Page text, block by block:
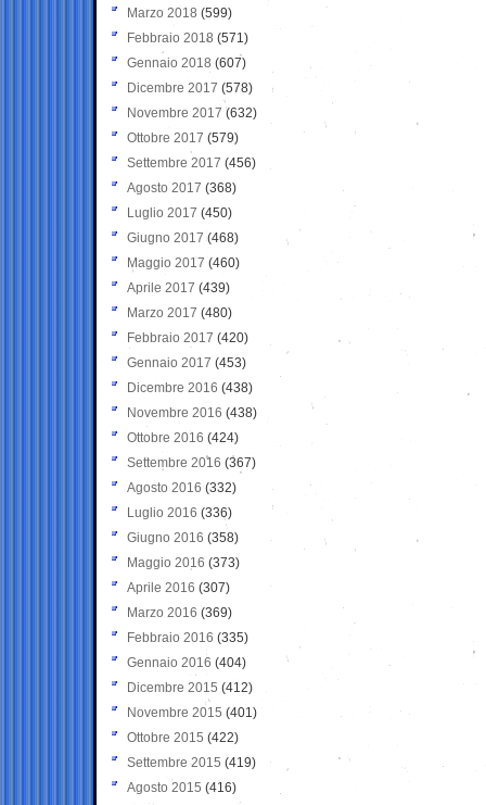
Marzo 2018 (599)
Febbraio 2018 (571)
Gennaio 2018 (607)
Dicembre 2017 (578)
Novembre 2017 (632)
Ottobre 2017 (579)
Settembre 2017 (456)
Agosto 2017 (368)
Luglio 2017 (450)
Giugno 2017 (468)
Maggio 2017 (460)
Aprile 2017 (439)
Marzo 2017 (480)
Febbraio 2017 (420)
Gennaio 2017 (453)
Dicembre 2016 (438)
Novembre 2016 (438)
Ottobre 2016 (424)
Settembre 2016 (367)
Agosto 2016 (332)
Luglio 2016 (336)
Giugno 2016 (358)
Maggio 2016 (373)
Aprile 2016 (307)
Marzo 2016 (369)
Febbraio 2016 (335)
Gennaio 2016 (404)
Dicembre 2015 (412)
Novembre 2015 (401)
Ottobre 2015 (422)
Settembre 2015 (419)
Agosto 2015 (416)